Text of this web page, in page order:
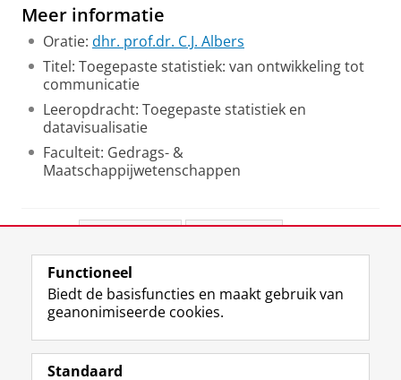
Meer informatie
Oratie: dhr. prof.dr. C.J. Albers
Titel: Toegepaste statistiek: van ontwikkeling tot
communicatie
Leeropdracht: Toegepaste statistiek en
datavisualisatie
Faculteit: Gedrags- &
Maatschappijwetenschappen
View this page in:English
Volg de RUG
F
a
L
i
R
S
I
n
Y
o
Functioneel
Biedt de basisfuncties en maakt gebruik van
geanonimiseerde cookies.
Standaard